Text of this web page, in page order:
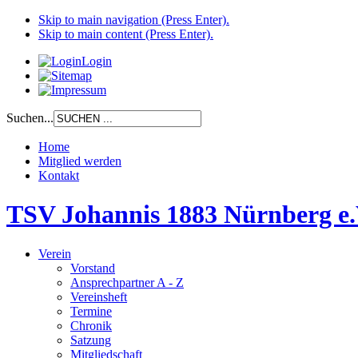
Skip to main navigation (Press Enter).
Skip to main content (Press Enter).
Login
Suchen...
Home
Mitglied werden
Kontakt
TSV Johannis 1883 Nürnberg
Verein
Vorstand
Ansprechpartner A - Z
Vereinsheft
Termine
Chronik
Satzung
Mitgliedschaft